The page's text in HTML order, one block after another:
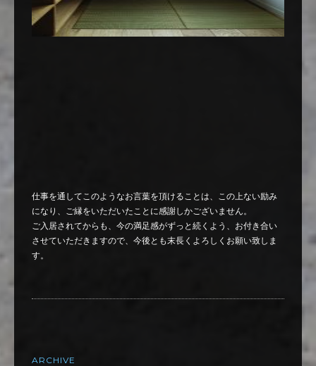
仕事を通してこのようなお言葉を頂けることは、この上ない励み
になり、ご縁をいただいたことに感謝しかございません。
ご入居されてからも、今の満足感がずっと続くよう、お付き合い
させていただきますので、今後とも末長くよろしくお願い致しま
す。
ARCHIVE